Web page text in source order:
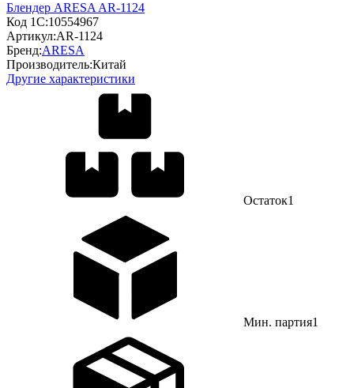
Блендер ARESA AR-1124
Код 1С:10554967
Артикул:AR-1124
Бренд:ARESA
Производитель:Китай
Другие характеристики
Остаток1
Мин. партия1